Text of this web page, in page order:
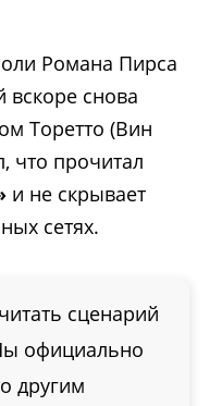
Романа Пирса
вскоре снова
Торетто (Вин
что прочитал
и не скрывает
сетях.
сценарий
официально
другим